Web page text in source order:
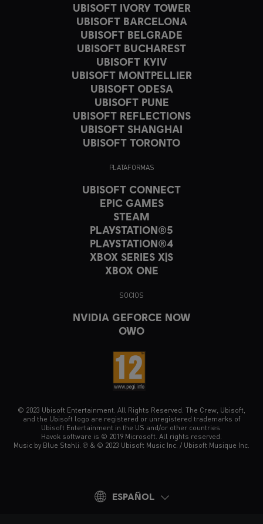
UBISOFT IVORY TOWER
UBISOFT BARCELONA
UBISOFT BELGRADE
UBISOFT BUCHAREST
UBISOFT KYIV
UBISOFT MONTPELLIER
UBISOFT ODESA
UBISOFT PUNE
UBISOFT REFLECTIONS
UBISOFT SHANGHAI
UBISOFT TORONTO
PLATAFORMAS
UBISOFT CONNECT
EPIC GAMES
STEAM
PLAYSTATION®5
PLAYSTATION®4
XBOX SERIES X|S
XBOX ONE
SOCIOS
NVIDIA GEFORCE NOW
OWO
© 2023 Ubisoft Entertainment. All Rights Reserved. The Crew, Ubisoft,
and the Ubisoft logo are registered or unregistered trademarks of
Ubisoft Entertainment in the US and/or other countries.
Havok software is © 2019 Microsoft. All rights reserved.
Music by Blue Stahli. ℗ & © 2023 Ubisoft Music Inc. / Ubisoft Musique Inc.
ESPAÑOL